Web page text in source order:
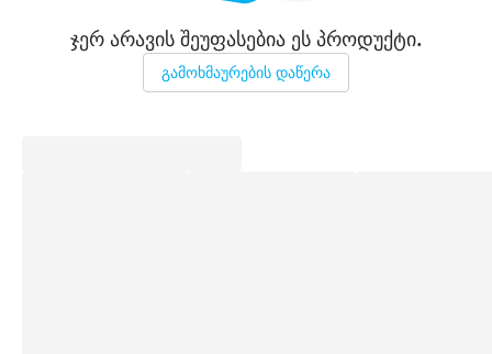
ჯერ არავის შეუფასებია ეს პროდუქტი.
გამოხმაურების დაწერა